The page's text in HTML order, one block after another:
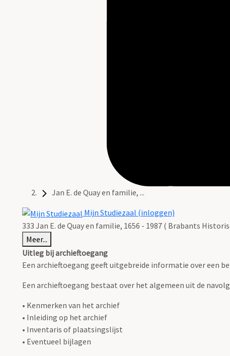
Jan E. de Quay en familie, ...
Mijn Studiezaal (inloggen)
333 Jan E. de Quay en familie, 1656 - 1987 ( Brabants
Meer...
Uitleg bij archieftoegang
Een archieftoegang geeft uitgebreide informatie over een
Een archieftoegang bestaat over het algemeen uit de
• Kenmerken van het archief
• Inleiding op het archief
• Inventaris of plaatsingslijst
• Eventueel bijlagen